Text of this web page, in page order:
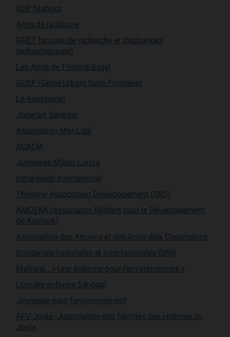
ADF Njaboot
Amis de la Nature
GRET (groupe de recherche et d’échanges
technologiques)
Les Amis de Thionck-Essyl
GUSF (Génie Urbain Sans Frontière)
Le Kankouran
Joow’art Sénégal
Association Mar-Lodj
ACACIA
Jumelage Millau-Louga
IntraHealth International
Thilogne Association Développement (TAD)
AMDEKA (associaton Militant pour le Développement
de Kaolack)
Association des Anciens et des Amis dela Casamance
Solidarités nationales et internationales (SNI)
Mahana : « Une éolienne pour l’environnement »
Lumière enfance Sénégal
Jeunesse pour l’environnement
AFV-Joola - Association des familles des victimes du
Joola